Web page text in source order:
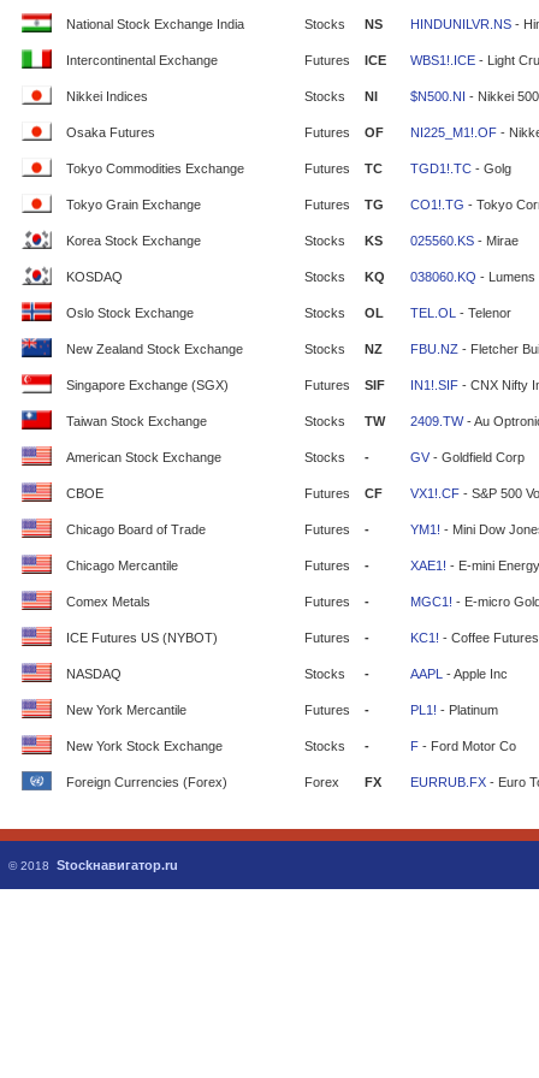
National Stock Exchange India Stocks NS HINDUNILVR.NS -
Intercontinental Exchange Futures ICE WBS1!.ICE - Light
Nikkei Indices Stocks NI $N500.NI - Nikkei 500
Osaka Futures Futures OF NI225_M1!.OF -
Tokyo Commodities Exchange Futures TC TGD1!.TC - Golg
Tokyo Grain Exchange Futures TG CO1!.TG - Tokyo
Korea Stock Exchange Stocks KS 025560.KS - Mirae
KOSDAQ Stocks KQ 038060.KQ - Lumens
Oslo Stock Exchange Stocks OL TEL.OL - Telenor
New Zealand Stock Exchange Stocks NZ FBU.NZ - Fletcher
Singapore Exchange (SGX) Futures SIF IN1!.SIF - CNX Nifty
Taiwan Stock Exchange Stocks TW 2409.TW- Au
American Stock Exchange Stocks - GV - Goldfield Corp
CBOE Futures CF VX1!.CF - S&P 500
Chicago Board of Trade Futures - YM1! - Mini Dow
Chicago Mercantile Futures - XAE1! - E-mini
Comex Metals Futures - MGC1! - E-micro
ICE Futures US (NYBOT) Futures - KC1! - Coffee Futures
NASDAQ Stocks - AAPL - Apple Inc
New York Mercantile Futures - PL1! - Platinum
New York Stock Exchange Stocks - F - Ford Motor Co
Foreign Currencies (Forex) Forex FX EURRUB.FX - Euro
© 2018 Stockнавигатор.ru